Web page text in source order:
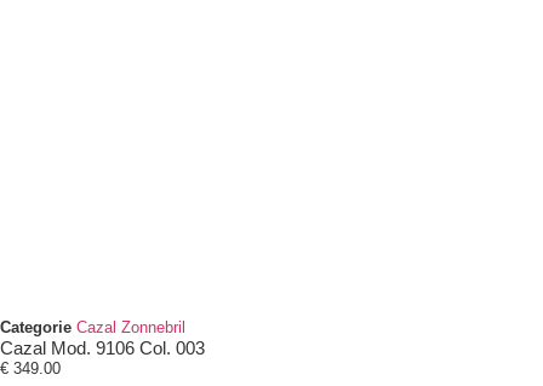
Categorie Cazal Zonnebril
Cazal Mod. 9106 Col. 003
€ 349.00